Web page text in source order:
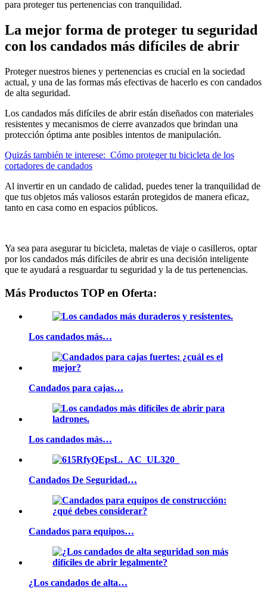
para proteger tus pertenencias con tranquilidad.
La mejor forma de proteger tu seguridad
con los candados más difíciles de abrir
Proteger nuestros bienes y pertenencias es crucial en la sociedad
actual, y una de las formas más efectivas de hacerlo es con candados
de alta seguridad.
Los candados más difíciles de abrir están diseñados con materiales
resistentes y mecanismos de cierre avanzados que brindan una
protección óptima ante posibles intentos de manipulación.
Quizás también te interese: Cómo proteger tu bicicleta de los
cortadores de candados
Al invertir en un candado de calidad, puedes tener la tranquilidad de
que tus objetos más valiosos estarán protegidos de manera eficaz,
tanto en casa como en espacios públicos.
Ya sea para asegurar tu bicicleta, maletas de viaje o casilleros, optar
por los candados más difíciles de abrir es una decisión inteligente
que te ayudará a resguardar tu seguridad y la de tus pertenencias.
Más Productos TOP en Oferta:
Los candados más…
Candados para cajas…
Los candados más…
Candados De Seguridad…
Candados para equipos…
¿Los candados de alta…